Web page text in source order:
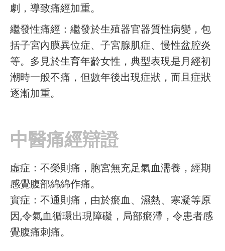
劇，導致痛經加重。
繼發性痛經：繼發於生殖器官器質性病變，包
括子宮內膜異位症、子宮腺肌症、慢性盆腔炎
等。多見於生育年齡女性，典型表現是月經初
潮時一般不痛，但數年後出現症狀，而且症狀
逐漸加重。
中醫痛經辯證
虛症：不榮則痛，胞宮無充足氣血濡養，經期
感覺腹部綿綿作痛。
實症：不通則痛，由於瘀血、濕熱、寒凝等原
因,令氣血循環出現障礙，局部瘀滯，令患者感
覺腹痛刺痛。